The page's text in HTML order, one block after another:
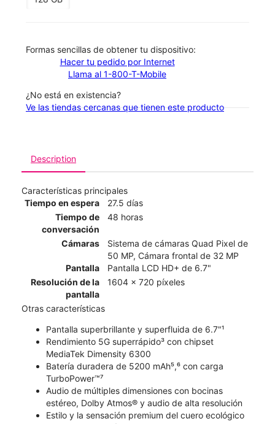
​​​​​​​Formas sencillas de obtener tu dispositivo:
Hacer tu pedido por Internet
Llama al 1-800-T-Mobile
¿No está en existencia?
Ve las tiendas cercanas que tienen este producto
Description
Características principales
Tiempo en espera
27.5 días
Tiempo de
conversación
48 horas
Cámaras
Sistema de cámaras Quad Pixel de
50 MP, Cámara frontal de 32 MP
Pantalla
Pantalla LCD HD+ de 6.7"
Resolución de la
pantalla
1604 x 720 píxeles
Otras características
Pantalla superbrillante y superfluida de 6.7"¹
Rendimiento 5G superrápido³ con chipset
MediaTek Dimensity 6300
Batería duradera de 5200 mAh⁵,⁶ con carga
TurboPower™⁷
Audio de múltiples dimensiones con bocinas
estéreo, Dolby Atmos® y audio de alta resolución
Estilo y la sensación premium del cuero ecológico